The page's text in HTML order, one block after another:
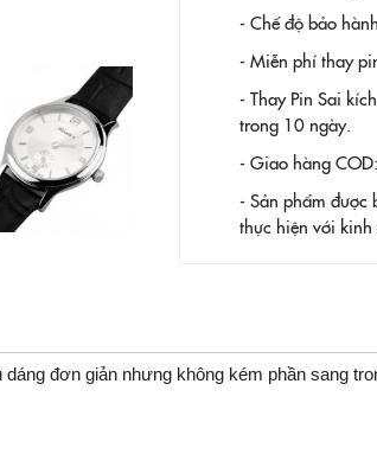
- Chế độ bảo
- Miễn phí thay
- Thay Pin Sai
trong 10 ngày.
- Giao hàng
- Sản phẩm được
thực hiện với
đơn giản nhưng không kém phần sang